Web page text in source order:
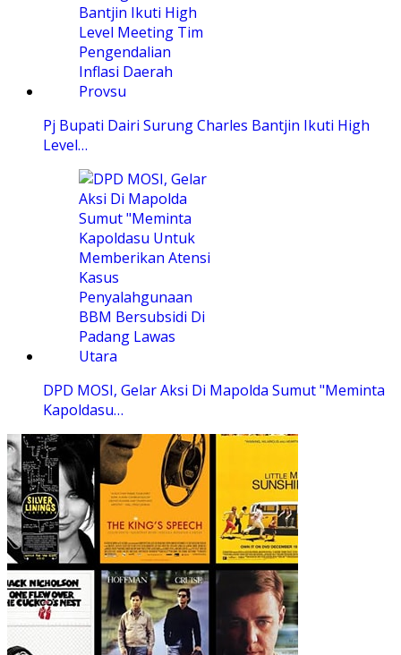
Pj Bupati Dairi Surung Charles Bantjin Ikuti High
Level…
DPD MOSI, Gelar Aksi Di Mapolda Sumut "Meminta
Kapoldasu…